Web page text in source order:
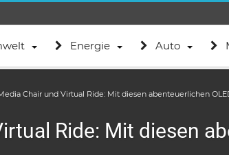
Energie Auto
Chair und Virtual Ride: Mit diesen abenteuerlichen
Ride: Mit diesen